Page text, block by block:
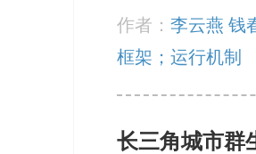
作者：李云燕 钱
框架；运行机制
长三角城市群